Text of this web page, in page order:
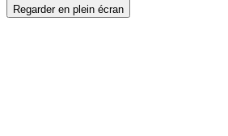
Regarder en plein écran